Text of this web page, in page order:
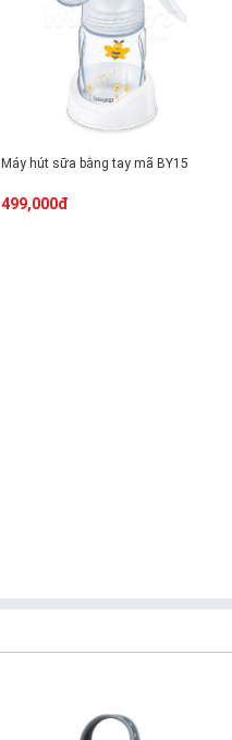
Máy hút sữa bằng tay mã BY15
499,000đ